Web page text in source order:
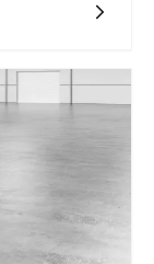
końcowego
po delikatną i
kontrola